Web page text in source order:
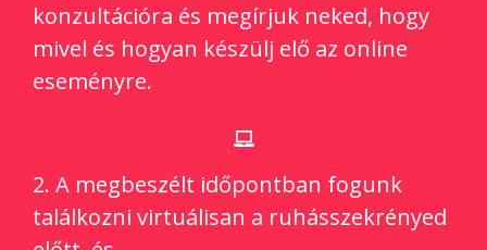
konzultációra és megírjuk neked, hogy
mivel és hogyan készülj elő az online
eseményre.
2. A megbeszélt időpontban fogunk
találkozni virtuálisan a ruhásszekrényed